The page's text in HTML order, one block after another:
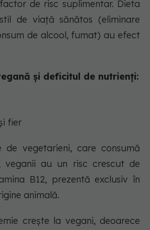
de risc suplimentar. Dieta
de viață sănătos (eliminare
de alcool, fumat) au efect
și deficitul de nutrienți:
fier
de vegetarieni, care consumă
veganii au un risc crescut de
B12, prezentă exclusiv în
animală.
crește la vegani, deoarece